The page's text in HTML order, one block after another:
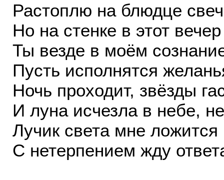
Растоплю на блюдце
Но на стенке в этот
Ты везде в моём
Пусть исполнятся
Ночь проходит, звёзды
И луна исчезла в небе,
Лучик света мне
С нетерпением жду